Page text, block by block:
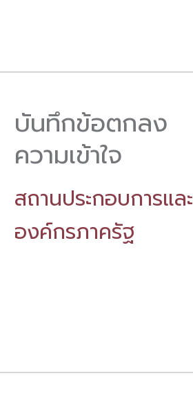
บันทึกข้อตกลง
ความเข้าใจ
สถานประกอบการและ
องค์กรภาครัฐ